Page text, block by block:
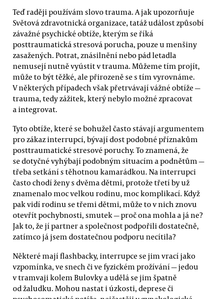
Teď raději používám slovo trauma. A jak upozorňuje
Světová zdravotnická organizace, tatáž událost způsobí
závažné psychické obtíže, kterým se říká
posttraumatická stresová porucha, pouze u menšiny
zasažených. Potrat, znásilnění nebo pád letadla
nemusejí nutně vyústit v trauma. Můžeme tím projít,
může to být těžké, ale přirozeně se s tím vyrovnáme.
V některých případech však přetrvávají vážné obtíže —
trauma, tedy zážitek, který nebylo možné zpracovat
a integrovat.
Tyto obtíže, které se bohužel často stávají argumentem
pro zákaz interrupcí, bývají dost podobné příznakům
posttraumatické stresové poruchy. To znamená, že
se dotyčné vyhýbají podobným situacím a podnětům —
třeba setkání s těhotnou kamarádkou. Na interrupci
často chodí ženy s dvěma dětmi, protože třetí by už
znamenalo moc velkou rodinu, moc komplikací. Když
pak vidí rodinu se třemi dětmi, může to v nich znovu
otevřít pochybnosti, smutek — proč ona mohla a já ne?
Jak to, že jí partner a společnost podpořili dostatečně,
zatímco já jsem dostatečnou podporu necítila?
Některé mají flashbacky, interrupce se jim vrací jako
vzpomínka, ve snech či ve fyzickém prožívání — jedou
v tramvaji kolem Bulovky a udělá se jim špatně
od žaludku. Mohou nastat i úzkosti, deprese či